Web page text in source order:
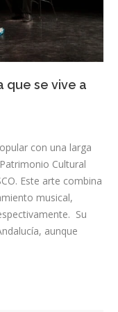
que se vive a
con una larga
Cultural
Este arte combina
musical,
Su
aunque